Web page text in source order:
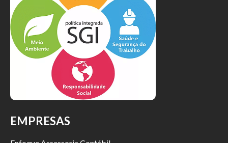
EMPRESAS